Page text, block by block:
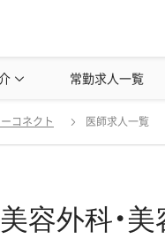
常勤求人一覧
情報 美容外科・美
コネクト 医師求人一覧
容外科・
膚科の医師求人一覧